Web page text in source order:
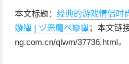
本文标题： 经典的游戏情侣时
嫙嵂 | ヅ恶魔ぺ嫙嵂；本文链
ng.com.cn/qlwm/37736.html。